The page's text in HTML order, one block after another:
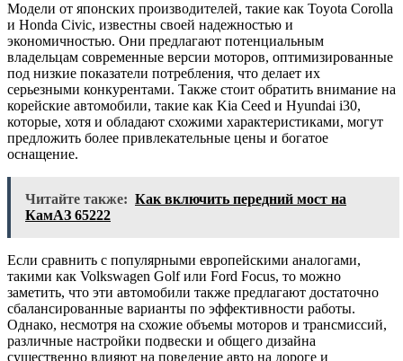
Модели от японских производителей, такие как Toyota Corolla
и Honda Civic, известны своей надежностью и
экономичностью. Они предлагают потенциальным
владельцам современные версии моторов, оптимизированные
под низкие показатели потребления, что делает их
серьезными конкурентами. Также стоит обратить внимание на
корейские автомобили, такие как Kia Ceed и Hyundai i30,
которые, хотя и обладают схожими характеристиками, могут
предложить более привлекательные цены и богатое
оснащение.
Читайте также: Как включить передний мост на
КамАЗ 65222
Если сравнить с популярными европейскими аналогами,
такими как Volkswagen Golf или Ford Focus, то можно
заметить, что эти автомобили также предлагают достаточно
сбалансированные варианты по эффективности работы.
Однако, несмотря на схожие объемы моторов и трансмиссий,
различные настройки подвески и общего дизайна
существенно влияют на поведение авто на дороге и